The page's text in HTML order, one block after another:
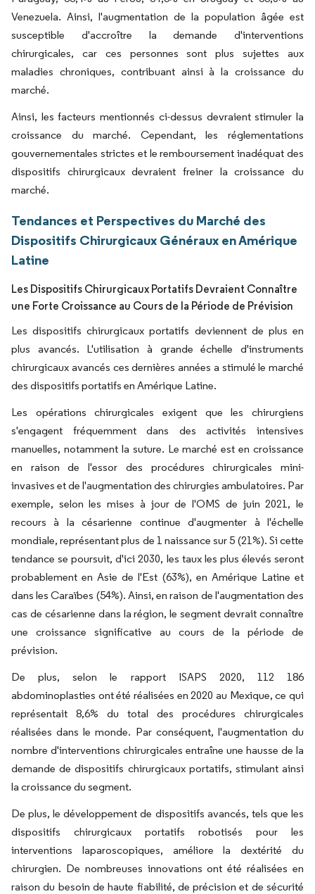
Venezuela. Ainsi, l'augmentation de la population âgée est
susceptible d'accroître la demande d'interventions
chirurgicales, car ces personnes sont plus sujettes aux
maladies chroniques, contribuant ainsi à la croissance du
marché.
Ainsi, les facteurs mentionnés ci-dessus devraient stimuler la
croissance du marché. Cependant, les réglementations
gouvernementales strictes et le remboursement inadéquat des
dispositifs chirurgicaux devraient freiner la croissance du
marché.
Tendances et Perspectives du Marché des
Dispositifs Chirurgicaux Généraux en Amérique
Latine
Les Dispositifs Chirurgicaux Portatifs Devraient Connaître
une Forte Croissance au Cours de la Période de Prévision
Les dispositifs chirurgicaux portatifs deviennent de plus en
plus avancés. L'utilisation à grande échelle d'instruments
chirurgicaux avancés ces dernières années a stimulé le marché
des dispositifs portatifs en Amérique Latine.
Les opérations chirurgicales exigent que les chirurgiens
s'engagent fréquemment dans des activités intensives
manuelles, notamment la suture. Le marché est en croissance
en raison de l'essor des procédures chirurgicales mini-
invasives et de l'augmentation des chirurgies ambulatoires. Par
exemple, selon les mises à jour de l'OMS de juin 2021, le
recours à la césarienne continue d'augmenter à l'échelle
mondiale, représentant plus de 1 naissance sur 5 (21%). Si cette
tendance se poursuit, d'ici 2030, les taux les plus élevés seront
probablement en Asie de l'Est (63%), en Amérique Latine et
dans les Caraïbes (54%). Ainsi, en raison de l'augmentation des
cas de césarienne dans la région, le segment devrait connaître
une croissance significative au cours de la période de
prévision.
De plus, selon le rapport ISAPS 2020, 112 186
abdominoplasties ont été réalisées en 2020 au Mexique, ce qui
représentait 8,6% du total des procédures chirurgicales
réalisées dans le monde. Par conséquent, l'augmentation du
nombre d'interventions chirurgicales entraîne une hausse de la
demande de dispositifs chirurgicaux portatifs, stimulant ainsi
la croissance du segment.
De plus, le développement de dispositifs avancés, tels que les
dispositifs chirurgicaux portatifs robotisés pour les
interventions laparoscopiques, améliore la dextérité du
chirurgien. De nombreuses innovations ont été réalisées en
raison du besoin de haute fiabilité, de précision et de sécurité